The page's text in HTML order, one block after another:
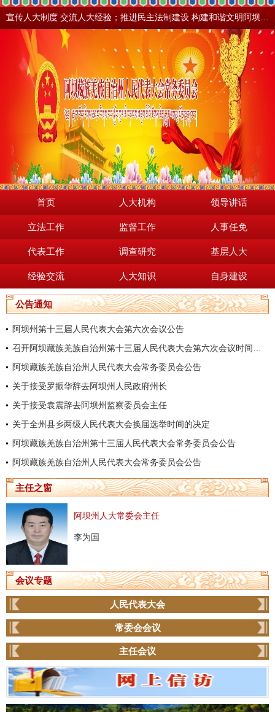
首页 人大机构 领导讲话
立法工作 监督工作 人事任免
代表工作 调查研究 基层人大
经验交流 人大知识 自身建设
公告通知
阿坝州第十三届人民代表大会第六次会议公告
阿坝藏族羌族自治州人民代表大会常务委员会公告
关于接受罗振华辞去阿坝州人民政府州长
关于接受袁震辞去阿坝州监察委员会主任
关于全州县乡两级人民代表大会换届选举时间的决定
阿坝藏族羌族自治州第十三届人民代表大会常务委员会公告
阿坝藏族羌族自治州人民代表大会常务委员会公告
主任之窗
阿坝州人大常委会主任
李为国
会议专题
人民代表大会
常委会会议
主任会议